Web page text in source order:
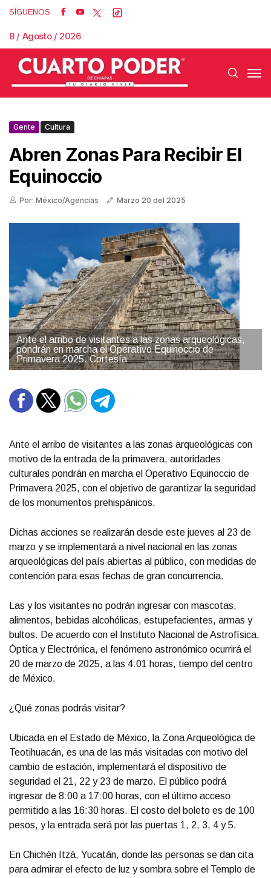
SÍGUENOS
8 / Agosto / 2026
Gente Cultura
Abren Zonas Para Recibir El
Equinoccio
Por: México/Agencias Marzo 20 del 2025
Ante el arribo de visitantes a las zonas arqueológicas,
pondrán en marcha el Operativo Equinoccio de
Primavera 2025. Cortesía
Ante el arribo de visitantes a las zonas arqueológicas con
motivo de la entrada de la primavera, autoridades
culturales pondrán en marcha el Operativo Equinoccio de
Primavera 2025, con el objetivo de garantizar la seguridad
de los monumentos prehispánicos.
Dichas acciones se realizarán desde este jueves al 23 de
marzo y se implementará a nivel nacional en las zonas
arqueológicas del país abiertas al público, con medidas de
contención para esas fechas de gran concurrencia.
Las y los visitantes no podrán ingresar con mascotas,
alimentos, bebidas alcohólicas, estupefacientes, armas y
bultos. De acuerdo con el Instituto Nacional de Astrofísica,
Óptica y Electrónica, el fenómeno astronómico ocurrirá el
20 de marzo de 2025, a las 4:01 horas, tiempo del centro
de México.
¿Qué zonas podrás visitar?
Ubicada en el Estado de México, la Zona Arqueológica de
Teotihuacán, es una de las más visitadas con motivo del
cambio de estación, implementará el dispositivo de
seguridad el 21, 22 y 23 de marzo. El público podrá
ingresar de 8:00 a 17:00 horas, con el último acceso
permitido a las 16:30 horas. El costo del boleto es de 100
pesos, y la entrada será por las puertas 1, 2, 3, 4 y 5.
En Chichén Itzá, Yucatán, donde las personas se dan cita
para admirar el efecto de luz y sombra sobre el Templo de